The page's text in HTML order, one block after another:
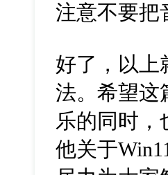
注意不要把
好了，以上
法。希望这
乐的同时，
他关于